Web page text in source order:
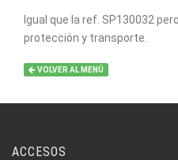
Igual que la ref. SP130032
protección y transporte.
VOLVER AL MENÚ
ACCESOS